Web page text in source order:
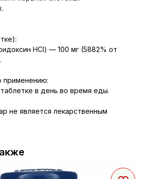
HCl) — 100 мг (5882% от
применению:
в день во время еды.
не является лекарственным